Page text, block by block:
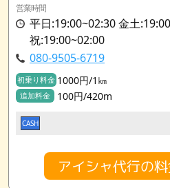
営業時間
平日:19:00~02:30 金土
祝:19:00~02:00
080-9505-6719
初乗り料金 1000円/1㎞
追加料金 100円/420m
CASH
アイシャ代行の